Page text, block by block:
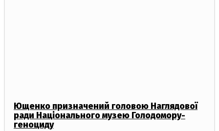
Ющенко призначений головою Наглядової
ради Національного музею Голодомору-
геноциду